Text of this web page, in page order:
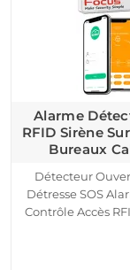
Alarme
RFID Sirène
Bureaux
Détecteur
Détresse SOS
Contrôle Accès